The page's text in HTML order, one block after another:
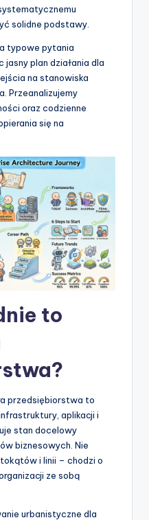
solidne podstawy.
typowe pytania
plan działania dla
na stanowiska
Przeanalizujemy
oraz codzienne
się na
to
przedsiębiorstwa to
aplikacji i
stan docelowy
biznesowych. Nie
i linii – chodzi o
ze sobą
urbanistyczne dla